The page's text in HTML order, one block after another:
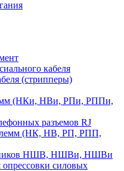
кабеля
(стрипперы)
(НКи, НВи, РПи, РППи,
разъемов RJ
(НК, НВ, РП, РПП,
НШВ, НШВи, НШВи
силовых